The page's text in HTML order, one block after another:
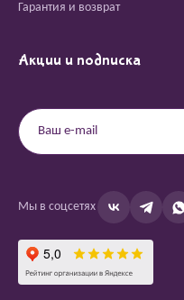
Гарантия и возврат
Акции и подписка
Мы в соцсетях